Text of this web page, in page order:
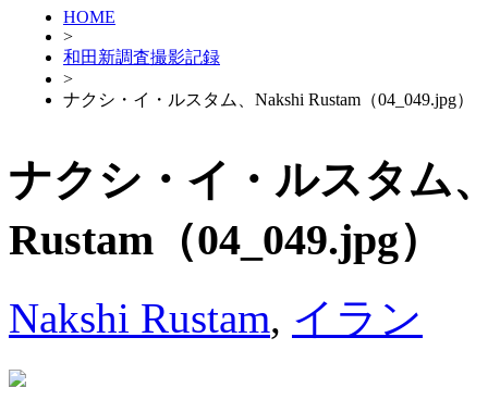
HOME
>
和田新調査撮影記録
>
ナクシ・イ・ルスタム、Nakshi Rustam（04_049.jpg）
ナクシ・イ・ルスタム
Rustam（04_049.jpg）
Nakshi Rustam, イラン